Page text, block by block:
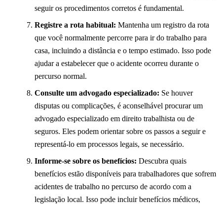
seguir os procedimentos corretos é fundamental.
Registre a rota habitual: Mantenha um registro da rota
que você normalmente percorre para ir do trabalho para
casa, incluindo a distância e o tempo estimado. Isso pode
ajudar a estabelecer que o acidente ocorreu durante o
percurso normal.
Consulte um advogado especializado: Se houver
disputas ou complicações, é aconselhável procurar um
advogado especializado em direito trabalhista ou de
seguros. Eles podem orientar sobre os passos a seguir e
representá-lo em processos legais, se necessário.
Informe-se sobre os benefícios: Descubra quais
benefícios estão disponíveis para trabalhadores que sofrem
acidentes de trabalho no percurso de acordo com a
legislação local. Isso pode incluir benefícios médicos,